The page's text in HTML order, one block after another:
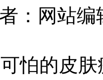
：网站编
怕的皮